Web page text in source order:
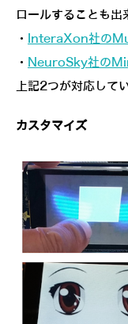
ロールすることも出
・
InteraXon社の
・ NeuroSky社の
上記2つが対応して
カスタマイズ